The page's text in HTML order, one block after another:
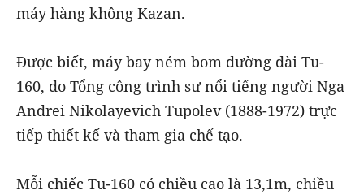
máy hàng không Kazan.
Được biết, máy bay ném bom đường dài Tu-
160, do Tổng công trình sư nổi tiếng người Nga
Andrei Nikolayevich Tupolev (1888-1972) trực
tiếp thiết kế và tham gia chế tạo.
Mỗi chiếc Tu-160 có chiều cao là 13,1m, chiều